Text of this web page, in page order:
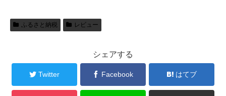
ふるさと納税 レビュー
シェアする
Twitter Facebook はてブ